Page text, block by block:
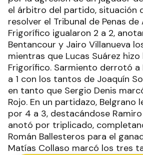
el árbitro del partido, situación
resolver el Tribunal de Penas de
Frigorífico igualaron 2 a 2,
Bentancour y Jairo Villanueva
mientras que Lucas Suárez
Frigorífico. Sarmiento derrotó a
a 1 con los tantos de Joaquín
en tanto que Sergio Denis
Rojo. En un partidazo, Belgrano
por 4 a 3, destacándose
anotó por triplicado,
Román Ballesteros para el
Matías Collaso marcó los tres